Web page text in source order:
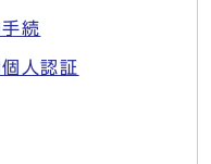
続
人認証